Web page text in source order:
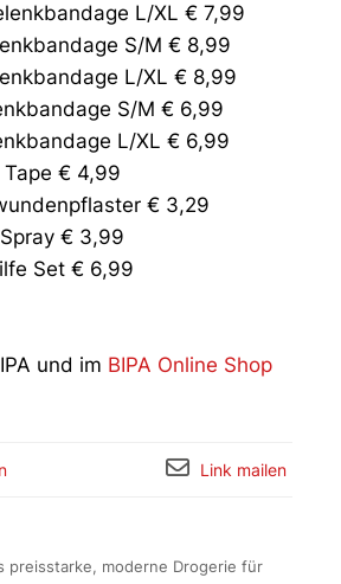
L/XL € 7,99
S/M € 8,99
L/XL € 8,99
S/M € 6,99
L/XL € 6,99
Tape € 4,99
€ 3,29
€ 3,99
Set € 6,99
und im BIPA Online Shop
Link mailen
preisstarke, moderne Drogerie für